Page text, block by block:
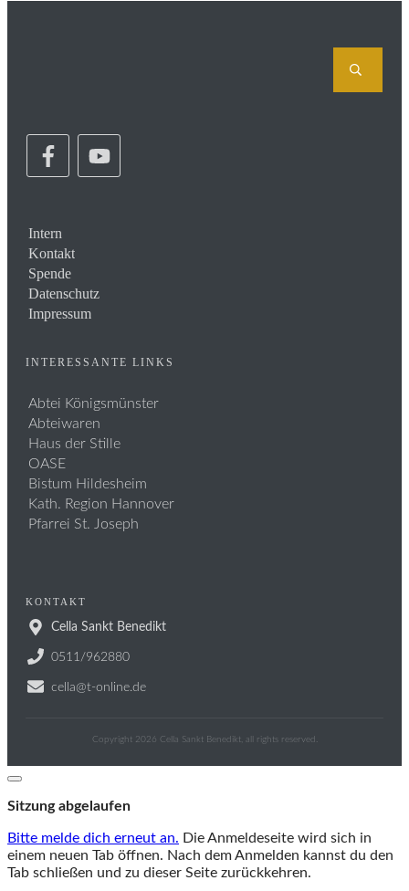
Intern
Kontakt
Spende
Datenschutz
Impressum
INTERESSANTE LINKS
Abtei Königsmünster
Abteiwaren
Haus der Stille
OASE
Bistum Hildesheim
Kath. Region Hannover
Pfarrei St. Joseph
KONTAKT
Cella Sankt Benedikt
0511/962880
cella@t-online.de
Copyright 2026 Cella Sankt Benedikt, all rights reserved.
Dialog
schließen
Sitzung abgelaufen
Bitte melde dich erneut an. Die Anmeldeseite wird sich in
einem neuen Tab öffnen. Nach dem Anmelden kannst du den
Tab schließen und zu dieser Seite zurückkehren.